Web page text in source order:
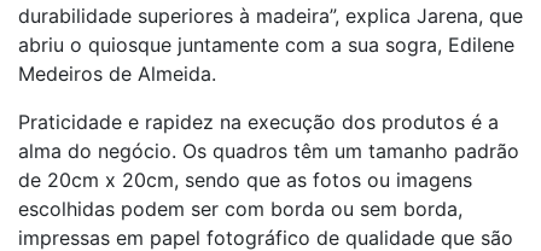
durabilidade superiores à madeira”, explica Jarena, que
abriu o quiosque juntamente com a sua sogra, Edilene
Medeiros de Almeida.
Praticidade e rapidez na execução dos produtos é a
alma do negócio. Os quadros têm um tamanho padrão
de 20cm x 20cm, sendo que as fotos ou imagens
escolhidas podem ser com borda ou sem borda,
impressas em papel fotográfico de qualidade que são